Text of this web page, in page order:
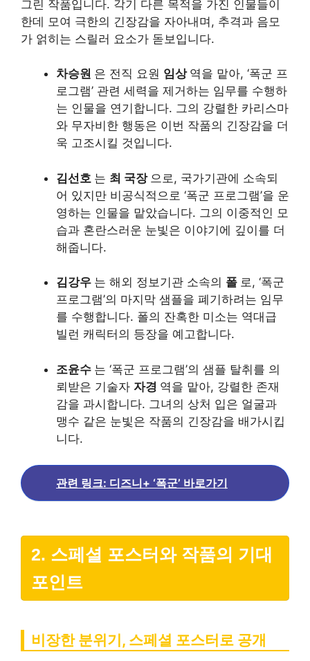
그린 작품입니다. 각기 다른 목적을 가진 인물들이
한데 모여 극한의 긴장감을 자아내며, 추격과 음모
가 얽히는 스릴러 요소가 돋보입니다.
차승원 은 전직 요원 임상 역을 맡아, ‘폭군 프
로그램’ 관련 세력을 제거하는 임무를 수행하
는 인물을 연기합니다. 그의 강렬한 카리스마
와 무자비한 행동은 이번 작품의 긴장감을 더
욱 고조시킬 것입니다.
김선호 는 최 국장 으로, 국가기관에 소속되
어 있지만 비공식적으로 ‘폭군 프로그램’을 운
영하는 인물을 맡았습니다. 그의 이중적인 모
습과 혼란스러운 눈빛은 이야기에 깊이를 더
해줍니다.
김강우 는 해외 정보기관 소속의 폴 로, ‘폭군
프로그램’의 마지막 샘플을 폐기하려는 임무
를 수행합니다. 폴의 잔혹한 미소는 역대급
빌런 캐릭터의 등장을 예고합니다.
조윤수 는 ‘폭군 프로그램’의 샘플 탈취를 의
뢰받은 기술자 자경 역을 맡아, 강렬한 존재
감을 과시합니다. 그녀의 상처 입은 얼굴과
맹수 같은 눈빛은 작품의 긴장감을 배가시킵
니다.
관련 링크: 디즈니+ ‘폭군’ 바로가기
2. 스페셜 포스터와 작품의 기대
포인트
비장한 분위기, 스페셜 포스터로 공개